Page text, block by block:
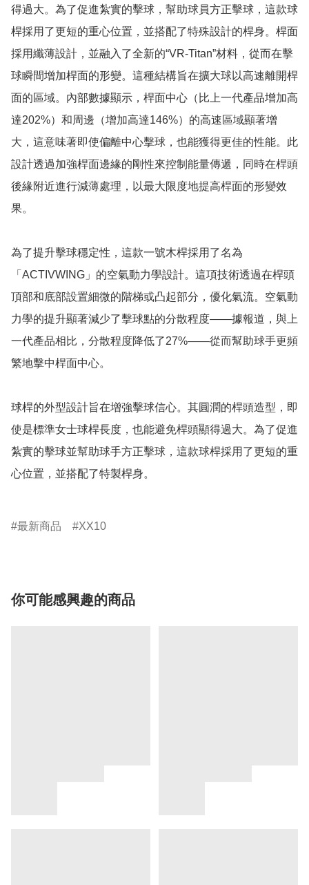
得過大。為了促進紮實的擊球，幫助球員方正擊球，這款球
桿採用了更短的重心位置，並搭配了特殊設計的桿身。桿面
採用纖薄設計，並融入了全新的“VR-Titan”材料，從而在擊
球瞬間增加桿面的形變。這種結構旨在擴大球以高速離開桿
面的區域。內部數據顯示，桿面中心（比上一代產品增加高
達202%）和周邊（增加高達146%）的高速區域顯著增
大，這意味著即使偏離中心擊球，也能獲得更佳的性能。此
設計透過加強桿面邊緣的剛性來控制能量傳遞，同時在桿頭
後緣附近進行減薄處理，以最大限度地提高桿面的形變效
果。
為了提升擊球穩定性，這款一號木桿採用了名為
「ACTIVWING」的空氣動力學設計。這項技術透過在桿頭
頂部和底部設置細微的階梯或凸起部分，優化氣流。空氣動
力學的提升顯著減少了擊球點的分散程度——據報道，與上
一代產品相比，分散程度降低了27%——從而幫助球手更頻
繁地擊中桿面中心。
球桿的外型設計旨在增強擊球信心。其圓潤的桿頭造型，即
使是標準女士球桿長度，也能避免桿頭顯得過大。為了促進
紮實的擊球並幫助球手方正擊球，這款球桿採用了更短的重
心位置，並搭配了特製桿身。
最新商品 XX10
你可能感興趣的商品